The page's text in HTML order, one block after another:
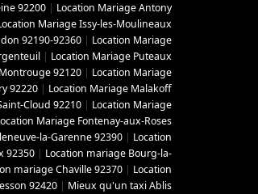
92200 | Location Mariage Antony
Mariage Issy-les-Moulineaux
92190-92360 | Location Mariage
| Location Mariage Puteaux
92120 | Location Mariage
92220 | Location Mariage Malakoff
Cloud 92210 | Location Mariage
Mariage Fontenay-aux-Roses
la-Garenne 92390 | Location
92350 | Location mariage Bourg-la-
mariage Chaville 92370 | Location
92420 | Mieux qu'un taxi Ablis